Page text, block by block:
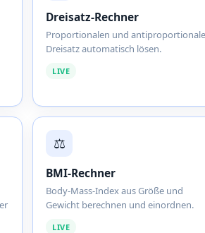
Dreisatz-Rechner
Proportionalen und
Dreisatz automatisch lösen.
LIVE
⚖️
BMI-Rechner
Body-Mass-Index aus Größe und
Gewicht berechnen und einordnen.
LIVE